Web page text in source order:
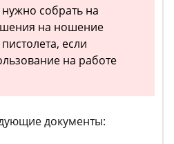
собрать на
на ношение
если
на работе
документы: